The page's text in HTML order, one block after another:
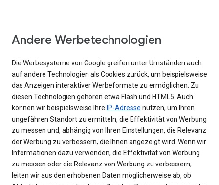
Andere Werbetechnologien
Die Werbesysteme von Google greifen unter Umständen auch
auf andere Technologien als Cookies zurück, um beispielsweise
das Anzeigen interaktiver Werbeformate zu ermöglichen. Zu
diesen Technologien gehören etwa Flash und HTML5. Auch
können wir beispielsweise Ihre IP-Adresse nutzen, um Ihren
ungefähren Standort zu ermitteln, die Effektivität von Werbung
zu messen und, abhängig von Ihren Einstellungen, die Relevanz
der Werbung zu verbessern, die Ihnen angezeigt wird. Wenn wir
Informationen dazu verwenden, die Effektivität von Werbung
zu messen oder die Relevanz von Werbung zu verbessern,
leiten wir aus den erhobenen Daten möglicherweise ab, ob